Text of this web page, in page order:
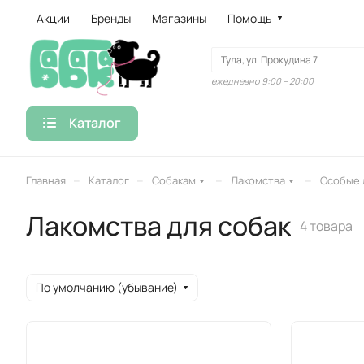
Акции Бренды Магазины Помощь
ежедневно 9:00 – 20:00
Каталог
Главная Каталог Собакам Лакомства Особые
Лакомства для собак 4 товара
По умолчанию (убывание)